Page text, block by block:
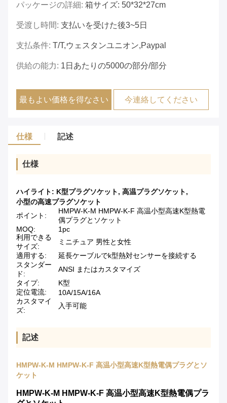
パッケージの詳細: 箱サイズ: 50*32*27cm
受渡し時間: 支払いを受けた後3~5日
支払条件: T/T,ウェスタンユニオン,Paypal
供給の能力: 1日あたりの5000の部分/部分
最もよい価格を得なさい 今連絡してください
仕様 記述
仕様
ハイライト: K型プラグソケット, 高温プラグソケット,
小型の高速プラグソケット
ポイント:
HMPW-K-M HMPW-K-F 高温小型高速K型熱電
偶プラグとソケット
MOQ:
1pc
利用できる
サイズ:
ミニチュア 男性と女性
適用する:
延長ケーブルでk型熱対センサーを接続する
スタンダー
ド:
ANSI またはカスタマイズ
タイプ:
K型
定位電流:
10A/15A/16A
カスタマイ
ズ:
入手可能
記述
HMPW-K-M HMPW-K-F 高温小型高速K型熱電偶プラグとソ
ケット
HMPW-K-M HMPW-K-F 高温小型高速K型熱電偶プラ